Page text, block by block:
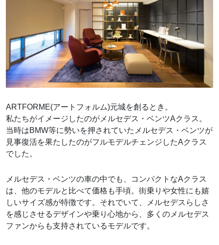
ARTFORME(アートフォルム)元城を創るとき。
私たちがイメージしたのがメルセデス・ベンツAクラス。
当時はBMW等に勢いを押されていたメルセデス・ベンツが
見事復活を果たしたのがフルモデルチェンジしたAクラス
でした。
メルセデス・ベンツの車の中でも、コンパクトなAクラス
は、他のモデルと比べて価格も手頃。街乗りや女性にも嬉
しいサイズ感が特徴です。それでいて、メルセデスらしさ
を感じさせるデザインや乗り心地から、多くのメルセデス
ファンからも支持されているモデルです。